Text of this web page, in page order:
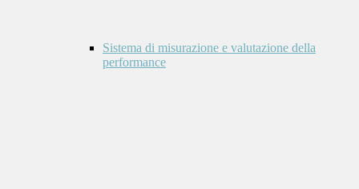
Sistema di misurazione e valutazione della
performance